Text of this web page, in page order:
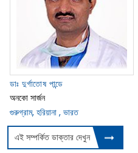
ডাঃ দুর্গাতোষ পান্ডে
অনকো সার্জন
গুরুগ্রাম, হরিয়ানা , ভারত
এই সম্পর্কিত ডাক্তার দেখুন